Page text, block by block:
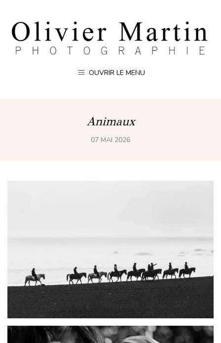
OUVRIR LE MENU
Animaux
07 MAI 2026